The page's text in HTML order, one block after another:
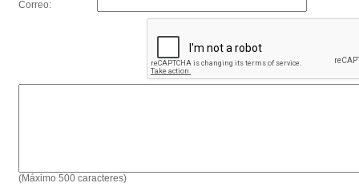
Correo:
(Máximo 500 caracteres)